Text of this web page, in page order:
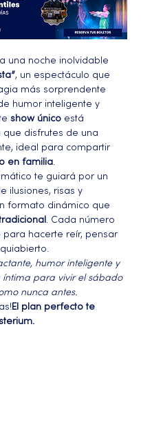
una noche inolvidable
, un espectáculo que
más sorprendente
humor inteligente y
show único está
disfrutes de una
ideal para compartir
en familia.
te guiará por un
ilusiones, risas y
formato dinámico que
. Cada número
para hacerte reír, pensar
humor inteligente y
íntima para vivir el sábado
nunca antes.
El plan perfecto te